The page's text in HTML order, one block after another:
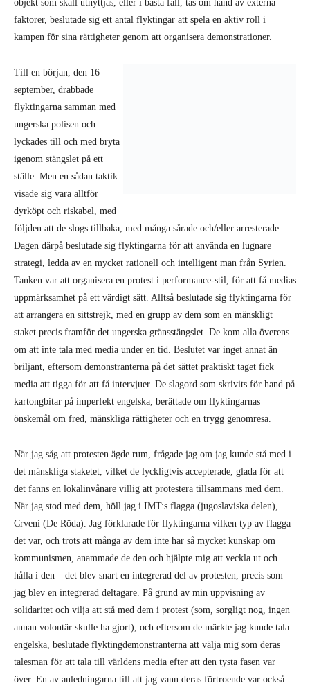
Till en början, den 16
september, drabbade
ungerska polisen och
lyckades till och med bryta
igenom stängslet på ett
ställe. Men en sådan taktik
visade sig vara alltför
dyrköpt och riskabel, med
följden att de slogs tillbaka, med många sårade och/eller arresterade.
Dagen därpå beslutade sig flyktingarna för att använda en lugnare
strategi, ledda av en mycket rationell och intelligent man från Syrien.
Tanken var att organisera en protest i performance-stil, för att få medias
uppmärksamhet på ett värdigt sätt. Alltså beslutade sig flyktingarna för
att arrangera en sittstrejk, med en grupp av dem som en mänskligt
staket precis framför det ungerska gränsstängslet. De kom alla överens
om att inte tala med media under en tid. Beslutet var inget annat än
briljant, eftersom demonstranterna på det sättet praktiskt taget fick
media att tigga för att få intervjuer. De slagord som skrivits för hand på
kartongbitar på imperfekt engelska, berättade om flyktingarnas
önskemål om fred, mänskliga rättigheter och en trygg genomresa.
När jag såg att protesten ägde rum, frågade jag om jag kunde stå med i
det mänskliga staketet, vilket de lyckligtvis accepterade, glada för att
När jag stod med dem, höll jag i IMT:s flagga (jugoslaviska delen),
Crveni (De Röda). Jag förklarade för flyktingarna vilken typ av flagga
det var, och trots att många av dem inte har så mycket kunskap om
kommunismen, anammade de den och hjälpte mig att veckla ut och
hålla i den – det blev snart en integrerad del av protesten, precis som
jag blev en integrerad deltagare. På grund av min uppvisning av
solidaritet och vilja att stå med dem i protest (som, sorgligt nog, ingen
annan volontär skulle ha gjort), och eftersom de märkte jag kunde tala
engelska, beslutade flyktingdemonstranterna att välja mig som deras
talesman för att tala till världens media efter att den tysta fasen var
över. En av anledningarna till att jag vann deras förtroende var också
det faktum att jag själv inte sade någonting och lydde beslutet att förbli
stum när journalister ställde frågor. Detta beteende visade tydligt för
dem att jag inte kommit dit bara för att få min bild tagen och sedan ge